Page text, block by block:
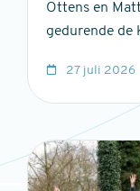
Ottens en
gedurende de
27 juli 2026